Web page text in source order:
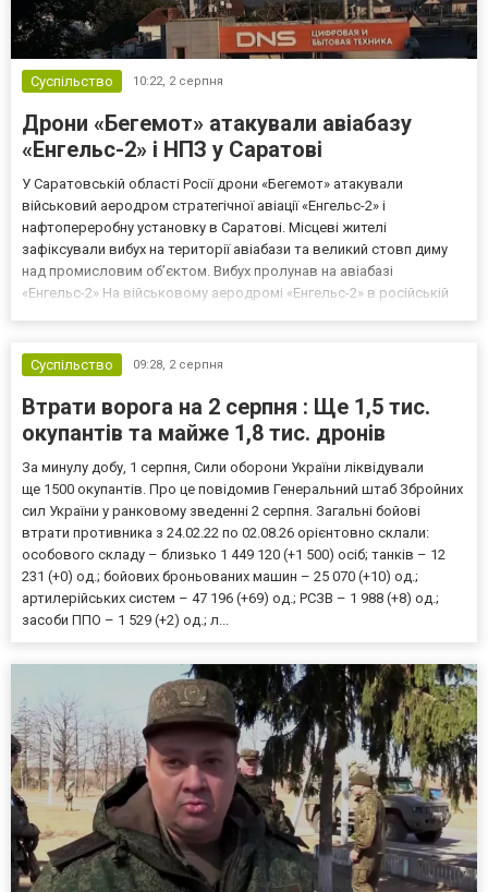
Суспільство 10:22, 2 серпня
Дрони «Бегемот» атакували авіабазу
«Енгельс-2» і НПЗ у Саратові
У Саратовській області Росії дрони «Бегемот» атакували
військовий аеродром стратегічної авіації «Енгельс-2» і
нафтопереробну установку в Саратові. Місцеві жителі
зафіксували вибух на території авіабази та великий стовп диму
над промисловим об’єктом. Вибух пролунав на авіабазі
«Енгельс-2» На військовому аеродромі «Енгельс-2» в російській
зафіксов...
Суспільство 09:28, 2 серпня
Втрати ворога на 2 серпня : Ще 1,5 тис.
окупантів та майже 1,8 тис. дронів
За минулу добу, 1 серпня, Сили оборони України ліквідували
ще 1500 окупантів. Про це повідомив Генеральний штаб Збройних
сил України у ранковому зведенні 2 серпня. Загальні бойові
втрати противника з 24.02.22 по 02.08.26 орієнтовно склали:
особового складу – близько 1 449 120 (+1 500) осіб; танків – 12
231 (+0) од.; бойових броньованих машин – 25 070 (+10) од.;
артилерійських систем – 47 196 (+69) од.; РСЗВ – 1 988 (+8) од.;
засоби ППО – 1 529 (+2) од.; л...